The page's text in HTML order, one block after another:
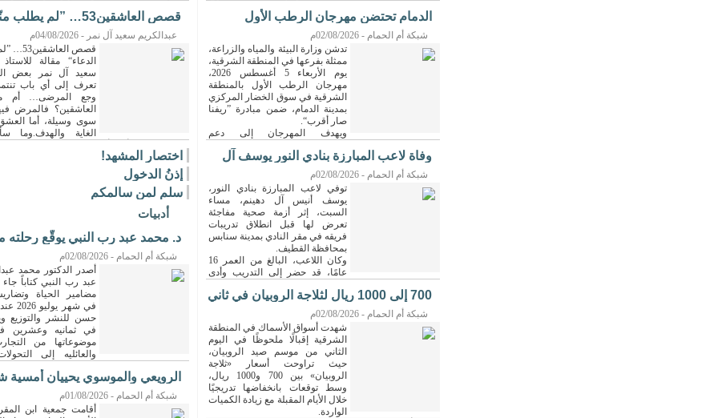
الدمام تحتضن مهرجان الرطب الأول
الأربعاء لدعم ...
شبكة أم الحمام - 02/08/2026م
تدشن وزارة البيئة والمياه والزراعة،
ممثلة بفرعها في المنطقة الشرقية،
يوم الأربعاء 5 أغسطس 2026،
مهرجان الرطب الأول بالمنطقة
الشرقية في سوق الخضار المركزي
بمدينة الدمام، ضمن مبادرة ”ريفنا
صار أقرب“.
ويهدف المهرجان إلى دعم
[التفاصيل]
وفاة لاعب المبارزة بنادي النور يوسف آل
دهينم ...
شبكة أم الحمام - 02/08/2026م
توفي لاعب المبارزة بنادي النور،
يوسف أنيس آل دهينم، مساء
السبت، إثر أزمة صحية مفاجئة
تعرض لها قبل انطلاق تدريبات
فريقه في مقر النادي بمدينة سنابس
بمحافظة القطيف.
وكان اللاعب، البالغ من العمر 16
عامًا، قد حضر إلى التدريب وأدى
700 إلى 1000 ريال لثلاجة الروبيان في ثاني
...
شبكة أم الحمام - 02/08/2026م
شهدت أسواق الأسماك في المنطقة
الشرقية إقبالًا ملحوظًا في اليوم
الثاني من موسم صيد الروبيان،
حيث تراوحت أسعار «ثلاجة
الروبيان» بين 700 و1000 ريال،
وسط توقعات بانخفاضها تدريجيًا
خلال الأيام المقبلة مع زيادة الكميات
الواردة.
قصص العاشقين53… ”لم يطلب
الدعاء“
عبدالكريم سعيد آل نمر - 04/08/2026م
قصص
الدعاء“ مقالة
سعيد آل نمر بعض
تعرف إلى أي باب
وجع المرضى… أم
العاشقين؟ فالمرض
سوى وسيلة، أما
الغاية والهدف.وما
يقيناً أن للعاشقين أدعية لا تشبه أدعية
محمد: زرت ابن عمي حسين في بيته في المنامة
من سفرنا إلى كربلاء، بعد خروجه من
[التفاصيل]
اختصار المشهد!
إذنُ الدخول
سلم لمن سالمكم
أدبيات
د. محمد عبد رب النبي يوقّع رحلته
في ...
شبكة أم الحمام - 02/08/2026م
أصدر الدكتور محمد
عبد رب النبي كتاباً جاء
مضامير الحياة
في شهر
حسن للنشر والتوزيع
في ثمانيه وعشرين
موضوعاتها من
والعائليه إلى
الرويعي والموسوي يحييان أمسية
في الدمام ...
شبكة أم الحمام - 01/08/2026م
أقامت جمعية ابن